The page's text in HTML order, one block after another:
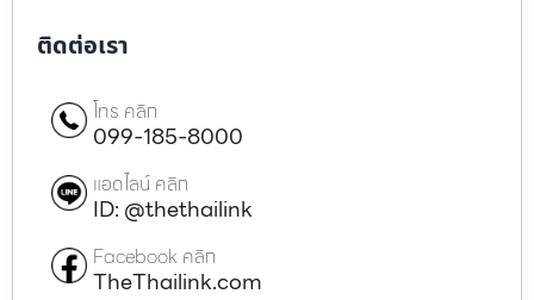
ติดต่อเรา
โทร คลิก
099-185-8000
แอดไลน์ คลิก
ID: @thethailink
Facebook คลิก
TheThailink.com